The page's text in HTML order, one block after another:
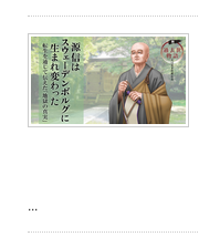
...